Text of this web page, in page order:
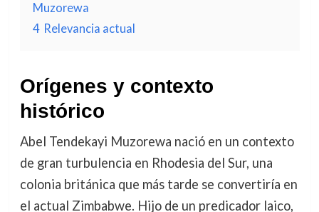
Muzorewa
4 Relevancia actual
Orígenes y contexto
histórico
Abel Tendekayi Muzorewa nació en un contexto
de gran turbulencia en Rhodesia del Sur, una
colonia británica que más tarde se convertiría en
el actual Zimbabwe. Hijo de un predicador laico,